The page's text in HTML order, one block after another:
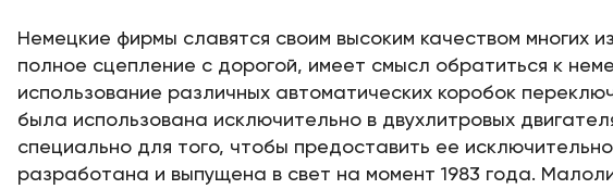
Немецкие фирмы славятся своим высоким качеством многих
полное сцепление с дорогой, имеет смысл обратиться к
использование различных автоматических коробок
была использована исключительно в двухлитровых
специально для того, чтобы предоставить ее
разработана и выпущена в свет на момент 1983 года.